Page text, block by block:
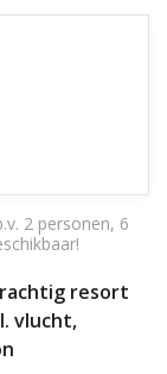
2 personen, 6
resort
vlucht,